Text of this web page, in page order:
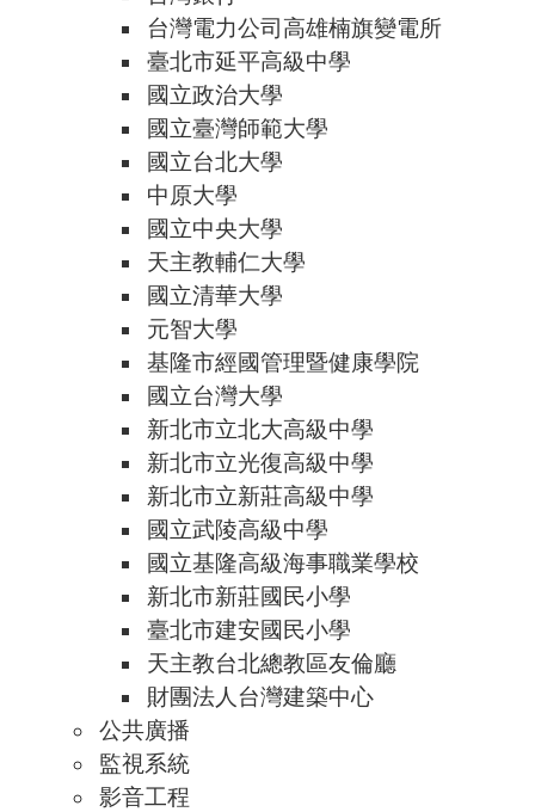
台灣電力公司高雄楠旗變電所
臺北市延平高級中學
國立政治大學
國立臺灣師範大學
國立台北大學
中原大學
國立中央大學
天主教輔仁大學
國立清華大學
元智大學
基隆市經國管理暨健康學院
國立台灣大學
新北市立北大高級中學
新北市立光復高級中學
新北市立新莊高級中學
國立武陵高級中學
國立基隆高級海事職業學校
新北市新莊國民小學
臺北市建安國民小學
天主教台北總教區友倫廳
財團法人台灣建築中心
公共廣播
監視系統
影音工程